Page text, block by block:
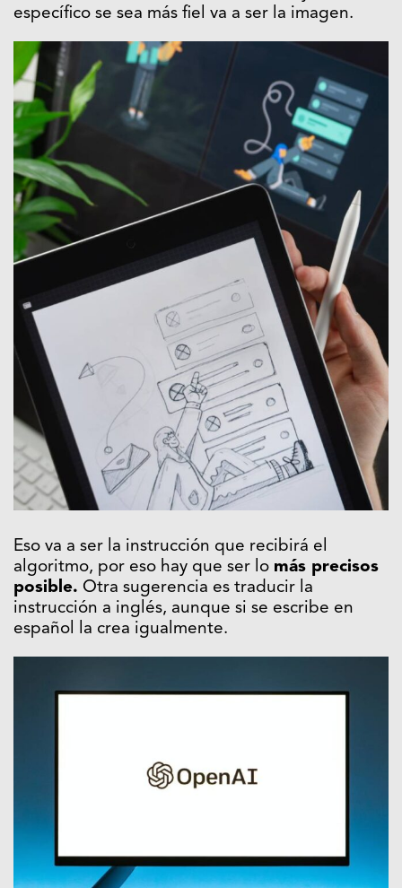
específico se sea más fiel va a ser la imagen.
Eso va a ser la instrucción que recibirá el
algoritmo, por eso hay que ser lo más precisos
posible. Otra sugerencia es traducir la
instrucción a inglés, aunque si se escribe en
español la crea igualmente.